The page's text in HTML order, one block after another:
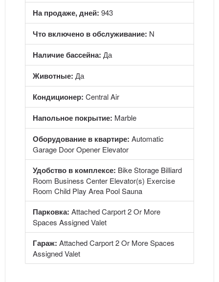
На продаже, дней: 943
Что включено в обслуживание: N
Наличие бассейна: Да
Животные: Да
Кондиционер: Central Air
Напольное покрытие: Marble
Оборудование в квартире: Automatic
Garage Door Opener Elevator
Удобство в комплексе: Bike Storage Billiard
Room Business Center Elevator(s) Exercise
Room Child Play Area Pool Sauna
Парковка: Attached Carport 2 Or More
Spaces Assigned Valet
Гараж: Attached Carport 2 Or More Spaces
Assigned Valet